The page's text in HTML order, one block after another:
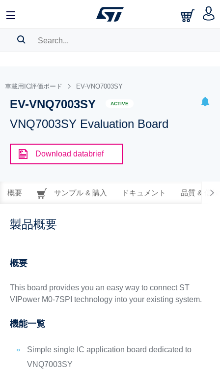
BOOKMARK
Pleaselog into show your saved searches.
車載用IC評価ボード EV-VNQ7003SY
EV-VNQ7003SY ACTIVE
VNQ7003SY Evaluation Board
Download databrief
概要 サンプル & 購入 ドキュメント 品質 & 信
製品概要
概要
This board provides you an easy way to connect ST
VIPower M0-7SPI technology into your existing system.
機能一覧
Simple single IC application board dedicated to
VNQ7003SY